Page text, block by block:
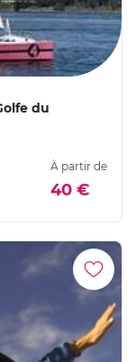
du
À partir de
40 €